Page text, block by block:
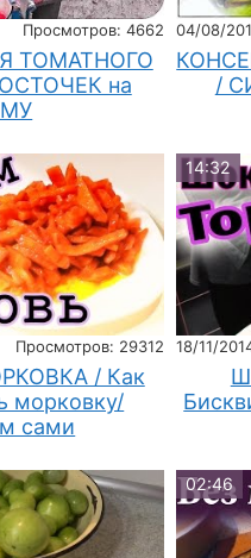
Просмотров: 4662
ТОМАТНОГО
на
04/08/
/
Просмотров: 29312
/ Как
морковку/
сами
14:32
18/11/
02:46